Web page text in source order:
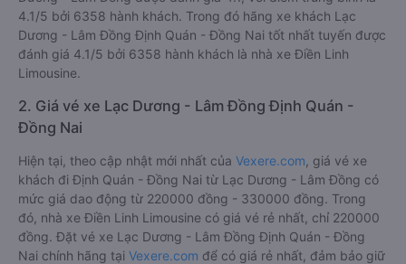
4.1/5 bởi 6358 hành khách. Trong đó hãng xe khách Lạc
Dương - Lâm Đồng Định Quán - Đồng Nai tốt nhất tuyến được
đánh giá 4.1/5 bởi 6358 hành khách là nhà xe Điền Linh
Limousine.
2. Giá vé xe Lạc Dương - Lâm Đồng Định Quán -
Đồng Nai
Hiện tại, theo cập nhật mới nhất của Vexere.com , giá vé xe
khách đi Định Quán - Đồng Nai từ Lạc Dương - Lâm Đồng có
mức giá dao động từ 220000 đồng - 330000 đồng. Trong
đó, nhà xe Điền Linh Limousine có giá vé rẻ nhất, chỉ 220000
đồng. Đặt vé xe Lạc Dương - Lâm Đồng Định Quán - Đồng
Nai chính hãng tại Vexere.com để có giá rẻ nhất, đảm bảo giữ